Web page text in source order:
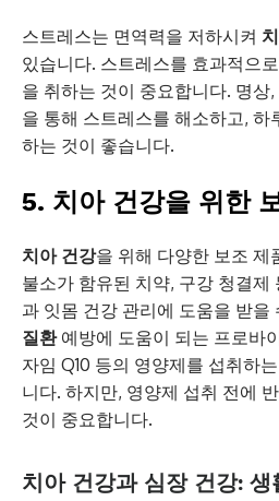
스트레스는 면역력을 저하시켜
있습니다. 스트레스를 효과적으
을 취하는 것이 중요합니다. 명상
을 통해 스트레스를 해소하고, 하
하는 것이 좋습니다.
5. 치아 건강을 위한
치아 건강을 위해 다양한 보조 제
불소가 함유된 치약, 구강 청결제
과 잇몸 건강 관리에 도움을 받을
질환예방에 도움이 되는 프로바
자임 Q10 등의 영양제를 섭취하
니다. 하지만, 영양제 섭취 전에
것이 중요합니다.
치아 건강과 심장 건강: